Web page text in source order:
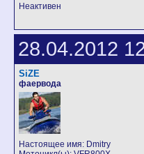
Неактивен
28.04.2012
SiZE
фаервода
Настоящее имя: Dmitry